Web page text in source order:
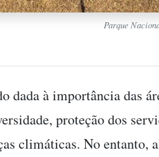
Parque
dada à importância das
proteção dos
climáticas. No entanto,